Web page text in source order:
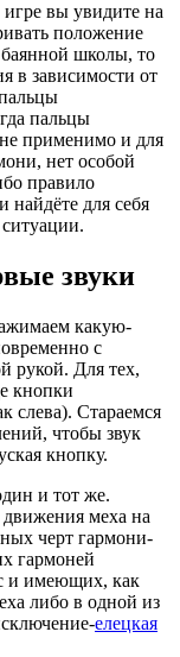
игре вы увидите на
положение
баянной школы, то
в зависимости от
пальцы
применимо и для
нет особой
правило
найдёте для себя
звуки
какую-
с
рукой. Для тех,
кнопки
слева). Стараемся
чтобы звук
кнопку.
и тот же.
меха на
черт гармони-
гармоней
и имеющих, как
либо в одной из
елецкая